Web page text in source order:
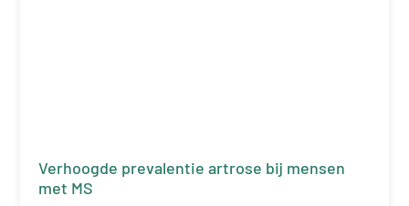
Verhoogde prevalentie artrose bij mensen
met MS